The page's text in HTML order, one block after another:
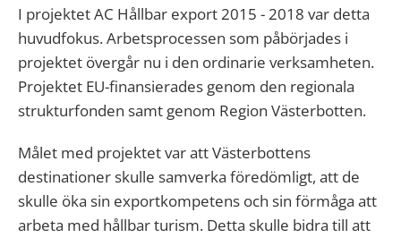
I projektet AC Hållbar export 2015 - 2018 var detta
huvudfokus. Arbetsprocessen som påbörjades i
projektet övergår nu i den ordinarie verksamheten.
Projektet EU-finansierades genom den regionala
strukturfonden samt genom Region Västerbotten.
Målet med projektet var att Västerbottens
destinationer skulle samverka föredömligt, att de
skulle öka sin exportkompetens och sin förmåga att
arbeta med hållbar turism. Detta skulle bidra till att